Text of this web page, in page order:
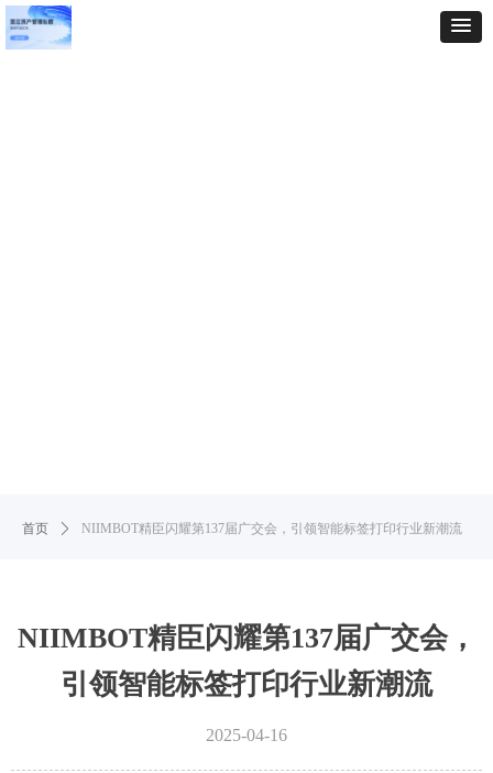
NIIMBOT精臣闪耀第137届广交会，
引领智能标签打印行业新潮流
首页 ꄲ NIIMBOT精臣闪耀第137届广交会，引领智能标签打印行业新潮流
2025-04-16